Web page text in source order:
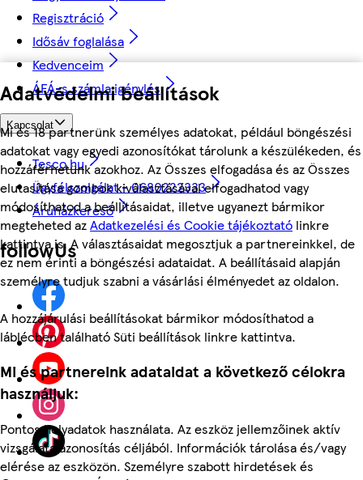
Adatvédelmi beállítások
Mi és 18 partnerünk személyes adatokat, például böngészési
adatokat vagy egyedi azonosítókat tárolunk a készülékeden, és
hozzáférhetünk azokhoz. Az Összes elfogadása és az Összes
elutasítása gombok kiválasztásával elfogadhatod vagy
módosíthatod a beállításaidat, illetve ugyanezt bármikor
megteheted azAdatkezelési és Cookie tájékoztató linkre
kattintva is. A választásaidat megosztjuk a partnereinkkel, de
ez nem érinti a böngészési adataidat. A beállításaid alapján
személyre tudjuk szabni a vásárlási élményedet az oldalon.
A hozzájárulási beállításokat bármikor módosíthatod a
láblécben található Süti beállítások linkre kattintva.
Mi és partnereink adataidat a következő célokra
használjuk:
Pontos helyadatok használata. Az eszköz jellemzőinek aktív
vizsgálata azonosítás céljából. Információk tárolása és/vagy
elérése az eszközön. Személyre szabott hirdetések és
Regisztráció
Idősáv foglalása
Kedvenceim
ÁFÁ-s számla igénylés
Kapcsolat
Tesco.hu
Ügyfélszolgálat - 0680222333
Áruházkereső
followUs